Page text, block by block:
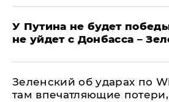
У Путина не будет
не уйдет с Донбасса –
Зеленский об ударах по
там впечатляющие потери,